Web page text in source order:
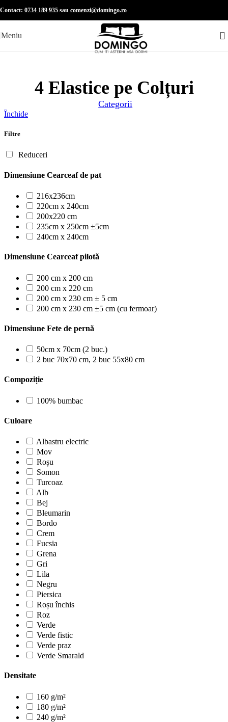
Skip to navigationSkip to main content
Contact: 0734 189 935 sau comenzi@domingo.ro
Meniu
4 Elastice pe Colțuri
Categorii
Închide
Filtre
Reduceri
Dimensiune Cearceaf de pat
216x236cm
220cm x 240cm
200x220 cm
235cm x 250cm ±5cm
240cm x 240cm
Dimensiune Cearceaf pilotă
200 cm x 200 cm
200 cm x 220 cm
200 cm x 230 cm ± 5 cm
200 cm x 230 cm ±5 cm (cu fermoar)
Dimensiune Fete de pernă
50cm x 70cm (2 buc.)
2 buc 70x70 cm, 2 buc 55x80 cm
Compoziție
100% bumbac
Culoare
Albastru electric
Mov
Roșu
Somon
Turcoaz
Alb
Bej
Bleumarin
Bordo
Crem
Fucsia
Grena
Gri
Lila
Negru
Piersica
Roșu închis
Roz
Verde
Verde fistic
Verde praz
Verde Smarald
Densitate
160 g/m²
180 g/m²
240 g/m²